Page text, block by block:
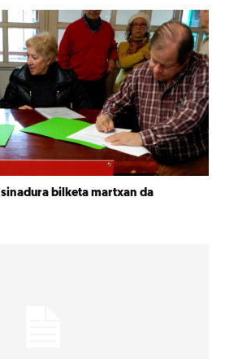
bilketa martxan da